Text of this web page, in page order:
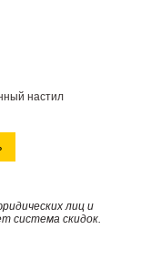
настил
лиц и
система скидок.